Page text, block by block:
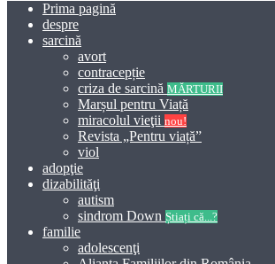
Prima pagină
despre
sarcină
avort
contracepție
criza de sarcină MĂRTURII
Marșul pentru Viață
miracolul vieţii nou!
Revista „Pentru viață”
viol
adopţie
dizabilităţi
autism
sindrom Down Știați că...?
familie
adolescenţi